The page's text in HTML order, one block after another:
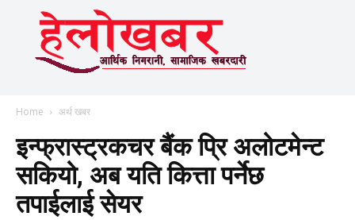
Home अर्थ खबर
इन्फ्रास्ट्रकचर बैंक प्रि अलोटमेन्ट
सकियो, अब यति कित्ता पर्नेछ
तपाईलाई सेयर